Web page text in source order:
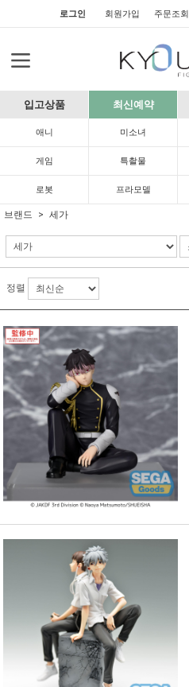
로그인 회원가입 주문조회
입고상품 최신예약
애니 미소녀
게임 특촬물
로봇 프라모델
브랜드 세가
정렬